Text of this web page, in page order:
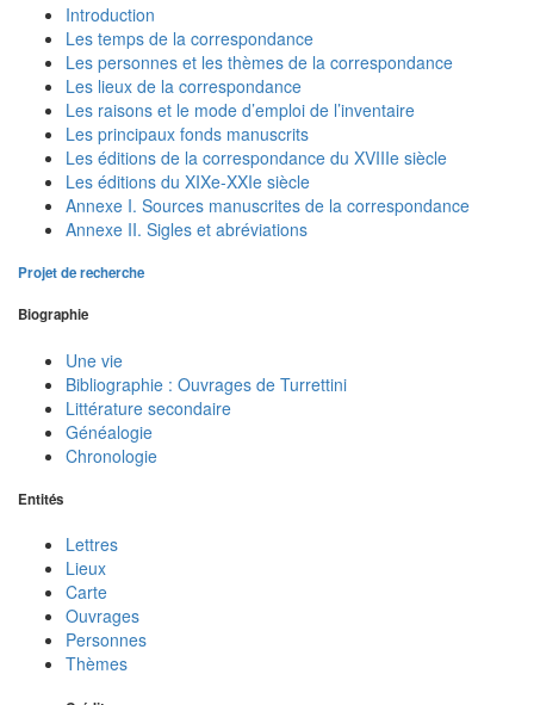
Introduction
Les temps de la correspondance
Les personnes et les thèmes de la correspondance
Les lieux de la correspondance
Les raisons et le mode d’emploi de l’inventaire
Les principaux fonds manuscrits
Les éditions de la correspondance du XVIIIe siècle
Les éditions du XIXe-XXIe siècle
Annexe I. Sources manuscrites de la correspondance
Annexe II. Sigles et abréviations
Projet de recherche
Biographie
Une vie
Bibliographie : Ouvrages de Turrettini
Littérature secondaire
Généalogie
Chronologie
Entités
Lettres
Lieux
Carte
Ouvrages
Personnes
Thèmes